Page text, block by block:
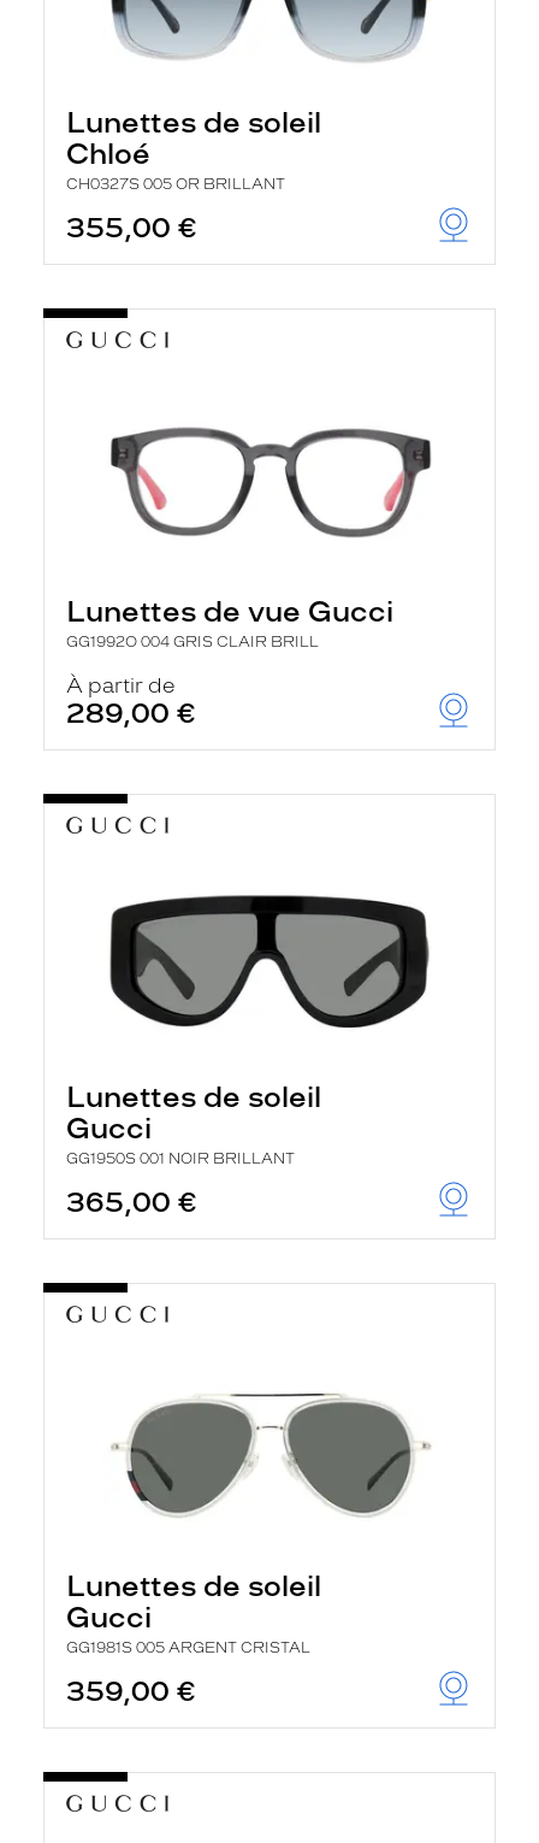
Lunettes de soleil
Chloé
CH0327S 005 OR BRILLANT
355,00 €
Lunettes de vue Gucci
GG1992O 004 GRIS CLAIR BRILL
À partir de
289,00 €
Lunettes de soleil
Gucci
GG1950S 001 NOIR BRILLANT
365,00 €
Lunettes de soleil
Gucci
GG1981S 005 ARGENT CRISTAL
359,00 €